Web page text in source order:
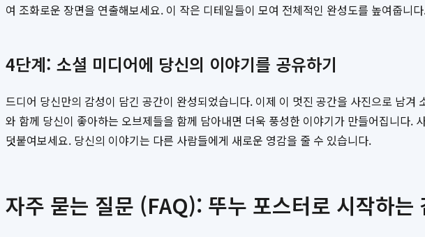
여 조화로운 장면을 연출해보세요. 이 작은 디테일들이 모여 전체적인 완성도를 높여줍니
4단계: 소셜 미디어에 당신의 이야기를 공유하기
드디어 당신만의 감성이 담긴 공간이 완성되었습니다. 이제 이 멋진 공간을 사진으로 남
와 함께 당신이 좋아하는 오브제들을 함께 담아내면 더욱 풍성한 이야기가 만들어집니다.
덧붙여보세요. 당신의 이야기는 다른 사람들에게 새로운 영감을 줄 수 있습니다.
자주 묻는 질문 (FAQ): 뚜누 포스터로 시작하는